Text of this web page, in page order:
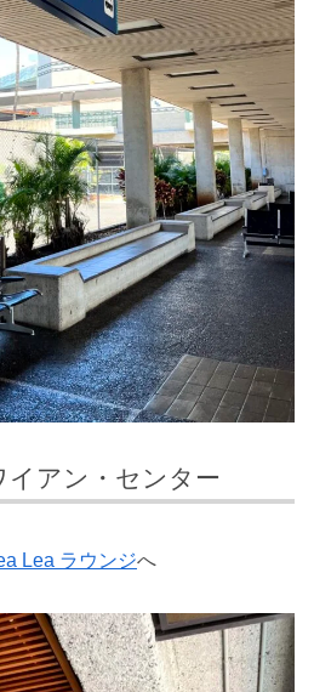
イアン・センター
Lea ラウンジへ